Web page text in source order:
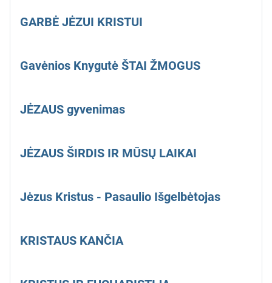
GARBĖ JĖZUI KRISTUI
Gavėnios Knygutė ŠTAI ŽMOGUS
JĖZAUS gyvenimas
JĖZAUS ŠIRDIS IR MŪSŲ LAIKAI
Jėzus Kristus - Pasaulio Išgelbėtojas
KRISTAUS KANČIA